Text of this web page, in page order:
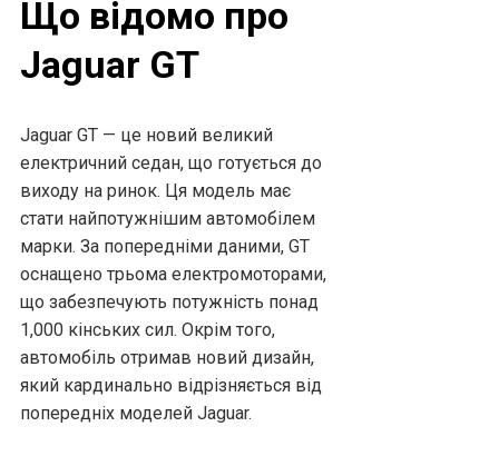
Що відомо про
Jaguar GT
Jaguar GT — це новий великий
електричний седан, що готується до
виходу на ринок. Ця модель має
стати найпотужнішим автомобілем
марки. За попередніми даними, GT
оснащено трьома електромоторами,
що забезпечують потужність понад
1,000 кінських сил. Окрім того,
автомобіль отримав новий дизайн,
який кардинально відрізняється від
попередніх моделей Jaguar.